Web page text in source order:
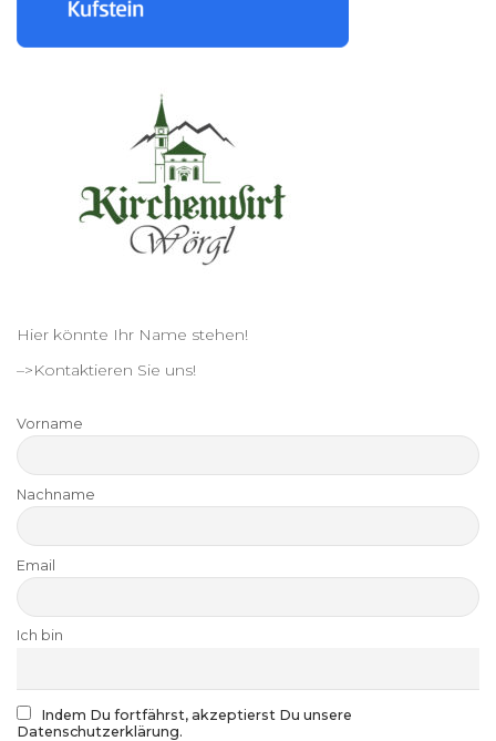
Hier könnte Ihr Name stehen!
–>Kontaktieren Sie uns!
Vorname
Nachname
Email
Ich bin
Indem Du fortfährst, akzeptierst Du unsere
Datenschutzerklärung.